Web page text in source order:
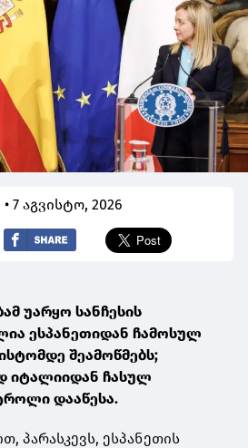
• 7 აგვისტო, 2026
უარყო სანჩესის
ესპანეთიდან ჩამოსულ
შეამოწმებს;
იტალიიდან ჩასულ
დააწესა.
პარასკევს, ესპანეთის